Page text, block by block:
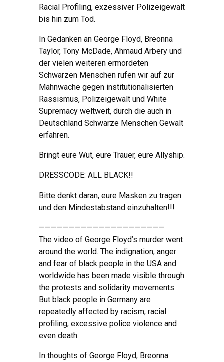
Racial Profiling, exzessiver Polizeigewalt
bis hin zum Tod.
In Gedanken an George Floyd, Breonna
Taylor, Tony McDade, Ahmaud Arbery und
der vielen weiteren ermordeten
Schwarzen Menschen rufen wir auf zur
Mahnwache gegen institutionalisierten
Rassismus, Polizeigewalt und White
Supremacy weltweit, durch die auch in
Deutschland Schwarze Menschen Gewalt
erfahren.
Bringt eure Wut, eure Trauer, eure Allyship.
DRESSCODE: ALL BLACK!!
Bitte denkt daran, eure Masken zu tragen
und den Mindestabstand einzuhalten!!!
—————————————————————
The video of George Floyd’s murder went
around the world. The indignation, anger
and fear of black people in the USA and
worldwide has been made visible through
the protests and solidarity movements.
But black people in Germany are
repeatedly affected by racism, racial
profiling, excessive police violence and
even death.
In thoughts of George Floyd, Breonna